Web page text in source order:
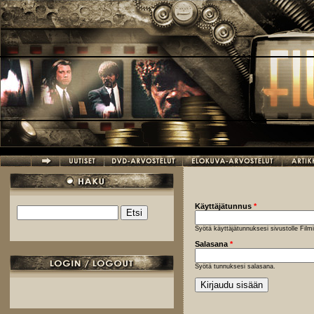
Hyppää pääsisältöön
Hakulomake
Käyttäjätunnus *
Syötä käyttäjätunnuksesi sivustolle
Salasana *
Syötä tunnuksesi salasana.